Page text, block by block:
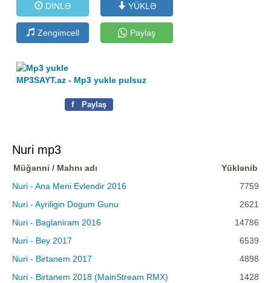
DİNLƏ YÜKLƏ
Zengimcell Paylaş
MP3SAYT.az - Mp3 yukle pulsuz
f Paylaş
Nuri mp3
Müğənni / Mahnı adı
Yüklənib
Nuri - Ana Meni Evlendir 2016
7759
Nuri - Ayriligin Dogum Gunu
2621
Nuri - Baglaniram 2016
14786
Nuri - Bey 2017
6539
Nuri - Birtanem 2017
4898
Nuri - Birtanem 2018 (MainStream RMX)
1428